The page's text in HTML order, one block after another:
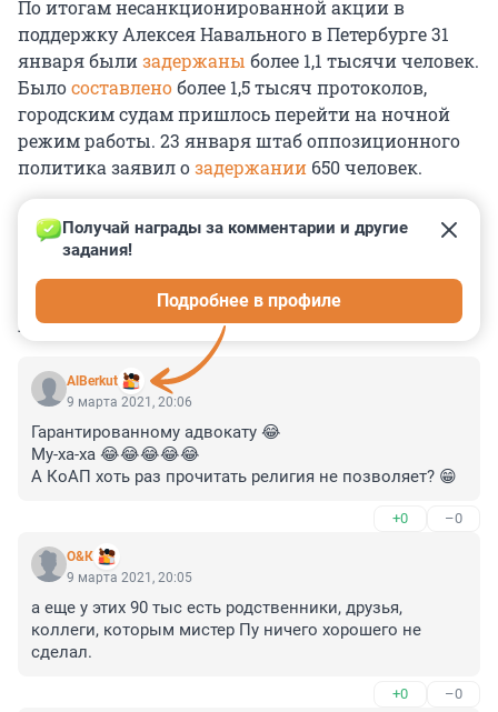
По итогам несанкционированной акции в
поддержку Алексея Навального в Петербурге 31
января былизадержаны более 1,1 тысячи человек.
Былосоставленоболее 1,5 тысяч протоколов,
городским судам пришлось перейти на ночной
режим работы. 23 января штаб оппозиционного
политика заявил озадержании 650 человек.
КОММЕНТАРИИ 3
AlBerkut
Получай награды за комментарии и другие
задания!
Подробнее в профиле
9 марта 2021, 20:06
Гарантированному адвокату 😂
Му-ха-ха 😂😂😂😂😂
А КоАП хоть раз прочитать религия не позволяет? 😁
+0 –0
О&К
9 марта 2021, 20:05
а еще у этих 90 тыс есть родственники, друзья,
коллеги, которым мистер Пу ничего хорошего не
сделал.
+0 –0